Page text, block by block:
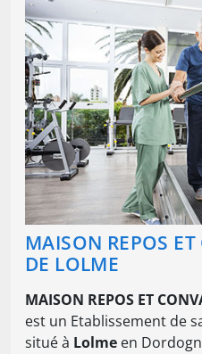
MAISON REPOS ET
DE LOLME
MAISON REPOS ET
est un Etablissement de
situé à Lolme en